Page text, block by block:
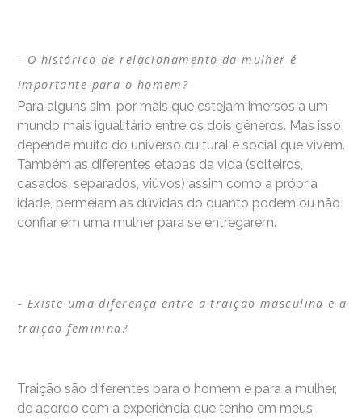
O histórico de relacionamento da mulher é
importante para o homem?
Para alguns sim, por mais que estejam imersos a um
mundo mais igualitário entre os dois gêneros. Mas isso
depende muito do universo cultural e social que vivem.
Também as diferentes etapas da vida (solteiros,
casados, separados, viúvos) assim como a própria
idade, permeiam as dúvidas do quanto podem ou não
confiar em uma mulher para se entregarem.
Existe uma diferença entre a traição masculina e a
traição feminina?
Traição são diferentes para o homem e para a mulher,
de acordo com a experiência que tenho em meus